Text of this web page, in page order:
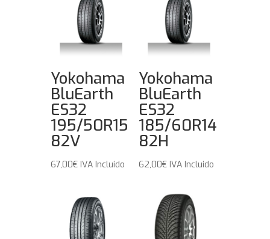
Yokohama
BluEarth
ES32
195/50R15
82V
67,00€ IVA Incluido
Yokohama
BluEarth
ES32
185/60R14
82H
62,00€ IVA Incluido